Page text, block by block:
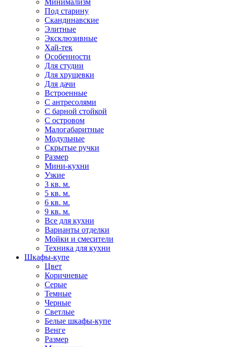
Минимализм
Под старину
Скандинавские
Элитные
Эксклюзивные
Хай-тек
Особенности
Для студии
Для хрущевки
Для дачи
Встроенные
С антресолями
С барной стойкой
С островом
Малогабаритные
Модульные
Скрытые ручки
Размер
Мини-кухни
Узкие
3 кв. м.
5 кв. м.
6 кв. м.
9 кв. м.
Все для кухни
Варианты отделки
Мойки и смесители
Техника для кухни
Шкафы-купе
Цвет
Коричневые
Серые
Темные
Черные
Светлые
Белые шкафы-купе
Венге
Размер